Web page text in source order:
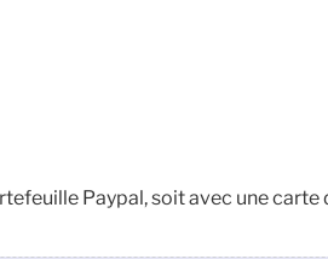
Paypal, soit avec une carte